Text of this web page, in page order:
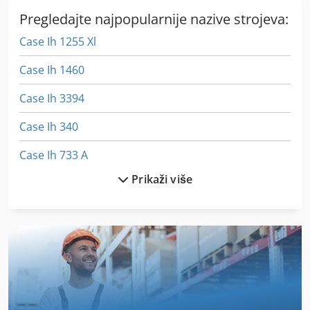
Pregledajte najpopularnije nazive strojeva:
Case Ih 1255 Xl
Case Ih 1460
Case Ih 3394
Case Ih 340
Case Ih 733 A
Case Ih Cvx 1155
Case Ih Cvx 1190
Case Ih Cvx 1195
Prikaži više